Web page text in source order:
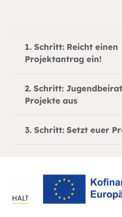
1. Schritt: Reicht einen
Projektantrag ein!
2. Schritt:
Projekte aus
3. Schritt: Setzt euer